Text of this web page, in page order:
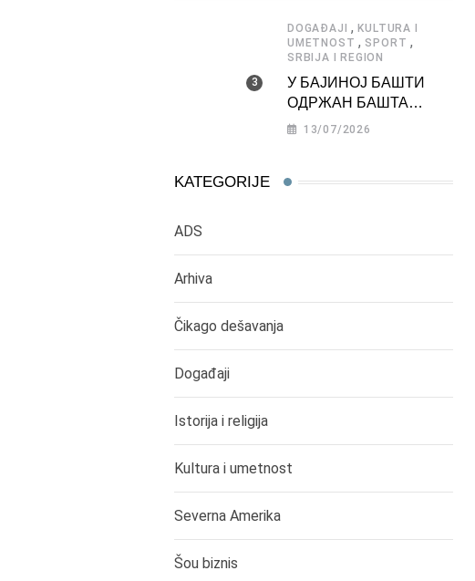
DOGAĐAJI ,KULTURA I
UMETNOST , SPORT ,
SRBIJA I REGION
У БАЈИНОЈ БАШТИ
ОДРЖАН БАШТА
ФЕСТ 2026
13/07/2026
KATEGORIJE
ADS
Arhiva
Čikago dešavanja
Događaji
Istorija i religija
Kultura i umetnost
Severna Amerika
Šou biznis